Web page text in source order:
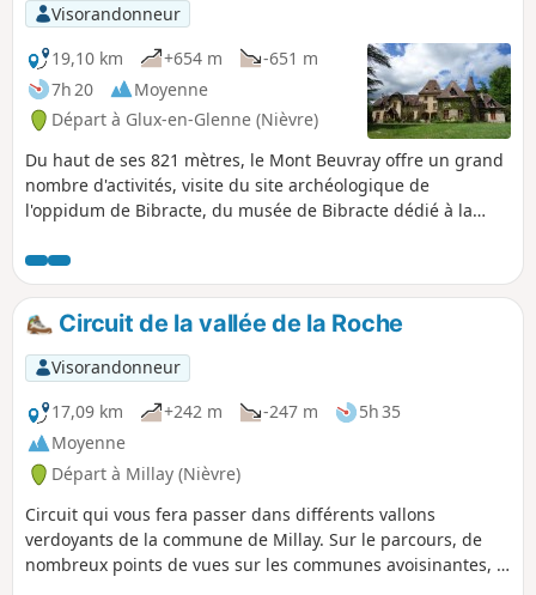
Visorandonneur
19,10 km
+654 m
-651 m
7h 20
Moyenne
Départ à Glux-en-Glenne (Nièvre)
Du haut de ses 821 mètres, le Mont Beuvray offre un grand
nombre d'activités, visite du site archéologique de
l'oppidum de Bibracte, du musée de Bibracte dédié à la
balades comme le tour des remparts ou des parcours de
grande randonnée comme le GR®13 ou le GR®131. Et si par
bonheur à la fin de votre randonnée la brume envahit ces
lieux, l'atmosphère qui s'en dégage vous donnera
certainement la chair de poule.
Circuit de la vallée de la Roche
Visorandonneur
17,09 km
+242 m -247 m
5h 35
Moyenne
Départ à Millay (Nièvre)
Circuit qui vous fera passer dans différents vallons
verdoyants de la commune de Millay. Sur le parcours, de
nombreux points de vues sur les communes avoisinantes, le